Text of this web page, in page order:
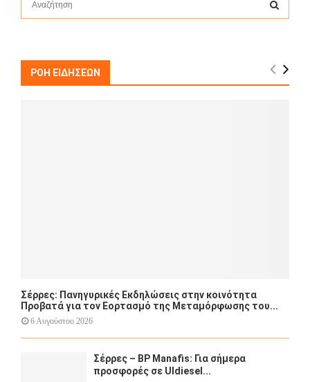
f
A
ΡΟΗ ΕΙΔΗΣΕΩΝ
Σέρρες: Πανηγυρικές Εκδηλώσεις στην κοινότητα
Προβατά για τον Εορτασμό της Μεταμόρφωσης του...
6 Αυγούστου 2026
Σέρρες – BP Manafis: Για σήμερα
προσφορές σε Uldiesel...